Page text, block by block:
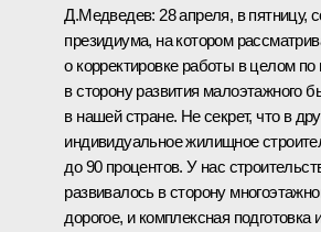
Д.Медведев: 28 апреля, в пятницу,
президиума, на котором
о корректировке работы в целом
в сторону развития малоэтажного
в нашей стране. Не секрет, что в
индивидуальное жилищное
до 90 процентов. У нас
развивалось в сторону
дорогое, и комплексная